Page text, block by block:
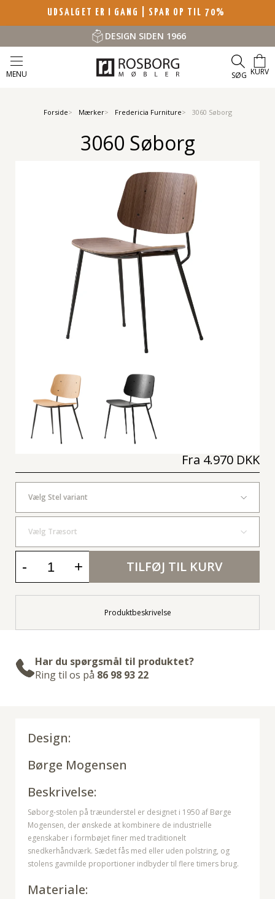
UDSALGET ER I GANG | SPAR OP TIL 70%
DESIGN SIDEN 1966
MENU SØG KURV
Forside Mærker Fredericia Furniture 3060 Søborg
3060 Søborg
Fra 4.970 DKK
Vælg Stel variant
Vælg Træsort
- + TILFØJ TIL KURV
Produktbeskrivelse
Har du spørgsmål til produktet?
Ring til os på 86 98 93 22
Design:
Børge Mogensen
Beskrivelse:
Søborg-stolen på træunderstel er designet i 1950 af Børge
Mogensen, der ønskede at kombinere de industrielle
egenskaber i formbøjet finer med traditionelt
snedkerhåndværk. Sædet fås med eller uden polstring, og
stolens gavmilde proportioner indbyder til flere timers brug.
Materiale: